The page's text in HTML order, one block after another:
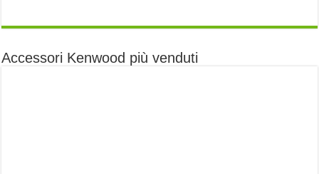
Accessori Kenwood più venduti